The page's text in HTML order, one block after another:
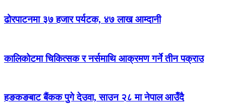
ढोरपाटनमा ३७ हजार पर्यटक, ४७ लाख आम्दानी
कालिकोटमा चिकित्सक र नर्समाथि आक्रमण गर्ने तीन पक्राउ
हङकङबाट बैंकक पुगे देउवा, साउन २८ मा नेपाल आउँदै